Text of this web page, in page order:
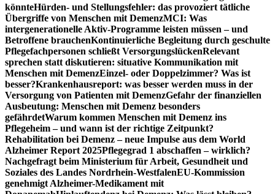
könnteHürden- und Stellungsfehler: das provoziert tätliche
Übergriffe von Menschen mit DemenzMCI: Was
intergenerationelle Aktiv-Programme leisten müssen – und
Betroffene brauchenKontinuierliche Begleitung durch geschulte
Pflegefachpersonen schließt VersorgungslückenRelevant
sprechen statt diskutieren: situative Kommunikation mit
Menschen mit DemenzEinzel- oder Doppelzimmer? Was ist
besser?Krankenhausreport: was besser werden muss in der
Versorgung von Patienten mit DemenzGefahr der finanziellen
Ausbeutung: Menschen mit Demenz besonders
gefährdetWarum kommen Menschen mit Demenz ins
Pflegeheim – und wann ist der richtige Zeitpunkt?
Rehabilitation bei Demenz – neue Impulse aus dem World
Alzheimer Report 2025Pflegegrad 1 abschaffen – wirklich?
Nachgefragt beim Ministerium für Arbeit, Gesundheit und
Soziales des Landes Nordrhein-WestfalenEU-Kommission
genehmigt Alzheimer-Medikament mit